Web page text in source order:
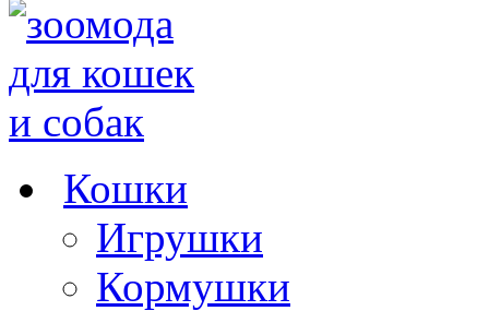
Кошки
Игрушки
Кормушки